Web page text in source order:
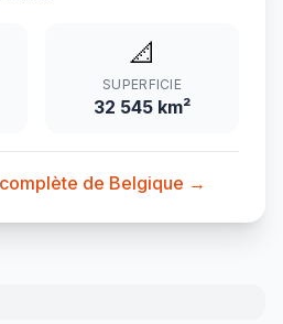
📐
SUPERFICIE
32 545 km²
de Belgique →